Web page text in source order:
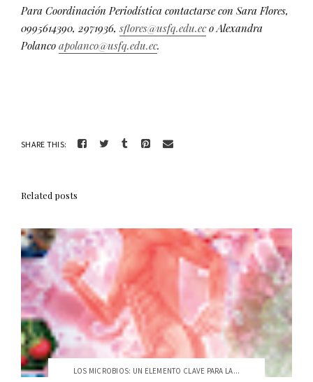
Para Coordinación Periodística contactarse con Sara Flores,
0995614390, 2971936,sflores@usfq.edu.eco Alexandra
Polanco apolanco@usfq.edu.ec.
SHARE THIS:
Related posts
LOS MICROBIOS: UN ELEMENTO CLAVE PARA LA...